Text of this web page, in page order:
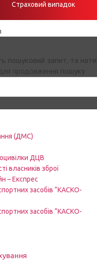
Страховий випадок
пошуковий запит, та
продовження пошуку
(ДМС)
ДЦВ
власників зброї
– Експрес
засобів “КАСКО-
засобів “КАСКО-